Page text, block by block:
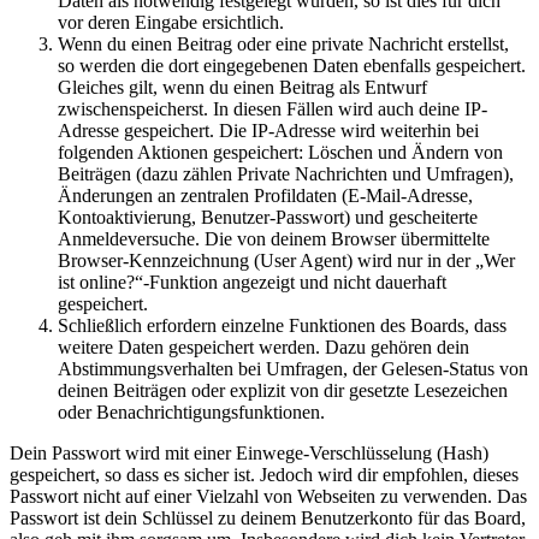
vor deren Eingabe ersichtlich.
Wenn du einen Beitrag oder eine private Nachricht erstellst,
so werden die dort eingegebenen Daten ebenfalls gespeichert.
Gleiches gilt, wenn du einen Beitrag als Entwurf
zwischenspeicherst. In diesen Fällen wird auch deine IP-
Adresse gespeichert. Die IP-Adresse wird weiterhin bei
folgenden Aktionen gespeichert: Löschen und Ändern von
Beiträgen (dazu zählen Private Nachrichten und Umfragen),
Änderungen an zentralen Profildaten (E-Mail-Adresse,
Kontoaktivierung, Benutzer-Passwort) und gescheiterte
Anmeldeversuche. Die von deinem Browser übermittelte
Browser-Kennzeichnung (User Agent) wird nur in der „Wer
ist online?“-Funktion angezeigt und nicht dauerhaft
gespeichert.
Schließlich erfordern einzelne Funktionen des Boards, dass
weitere Daten gespeichert werden. Dazu gehören dein
Abstimmungsverhalten bei Umfragen, der Gelesen-Status von
deinen Beiträgen oder explizit von dir gesetzte Lesezeichen
oder Benachrichtigungsfunktionen.
Dein Passwort wird mit einer Einwege-Verschlüsselung (Hash)
gespeichert, so dass es sicher ist. Jedoch wird dir empfohlen, dieses
Passwort nicht auf einer Vielzahl von Webseiten zu verwenden. Das
Passwort ist dein Schlüssel zu deinem Benutzerkonto für das Board,